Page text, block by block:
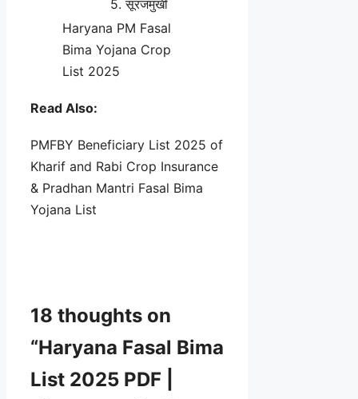
5. सूरजमुखी
Haryana PM Fasal
Bima Yojana Crop
List 2025
Read Also:
PMFBY Beneficiary List 2025 of
Kharif and Rabi Crop Insurance
& Pradhan Mantri Fasal Bima
Yojana List
18 thoughts on
“Haryana Fasal Bima
List 2025 PDF |